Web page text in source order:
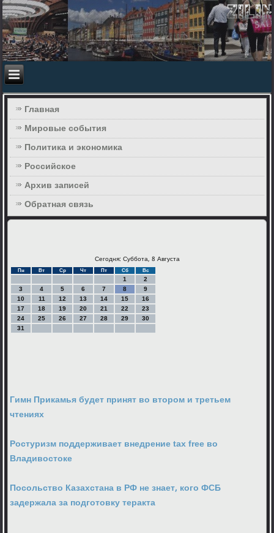
Главная
Мировые события
Политика и экономика
Российское
Архив записей
Обратная связь
Сегодня: Суббота, 8 Августа
Пн Вт Ср Чт Пт Сб Вс
1
2
3
4 5 6 7 8
9
10
11 12 13 14 15
16
17
18 19 20 21 22
23
24
25 26 27 28 29
30
31
Гимн Прикамья будет принят во втором и третьем
чтениях
Ростуризм поддерживает внедрение tax free во
Владивостоке
Посольство Казахстана в РФ не знает, кого ФСБ
задержала за подготовку теракта